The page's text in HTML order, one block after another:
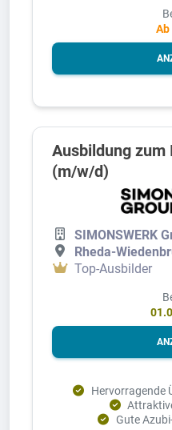
Ausbildung
(m/w/d)
SIMONSWERK
Rheda-
Top-Ausbilder
Hervorragende
Gute